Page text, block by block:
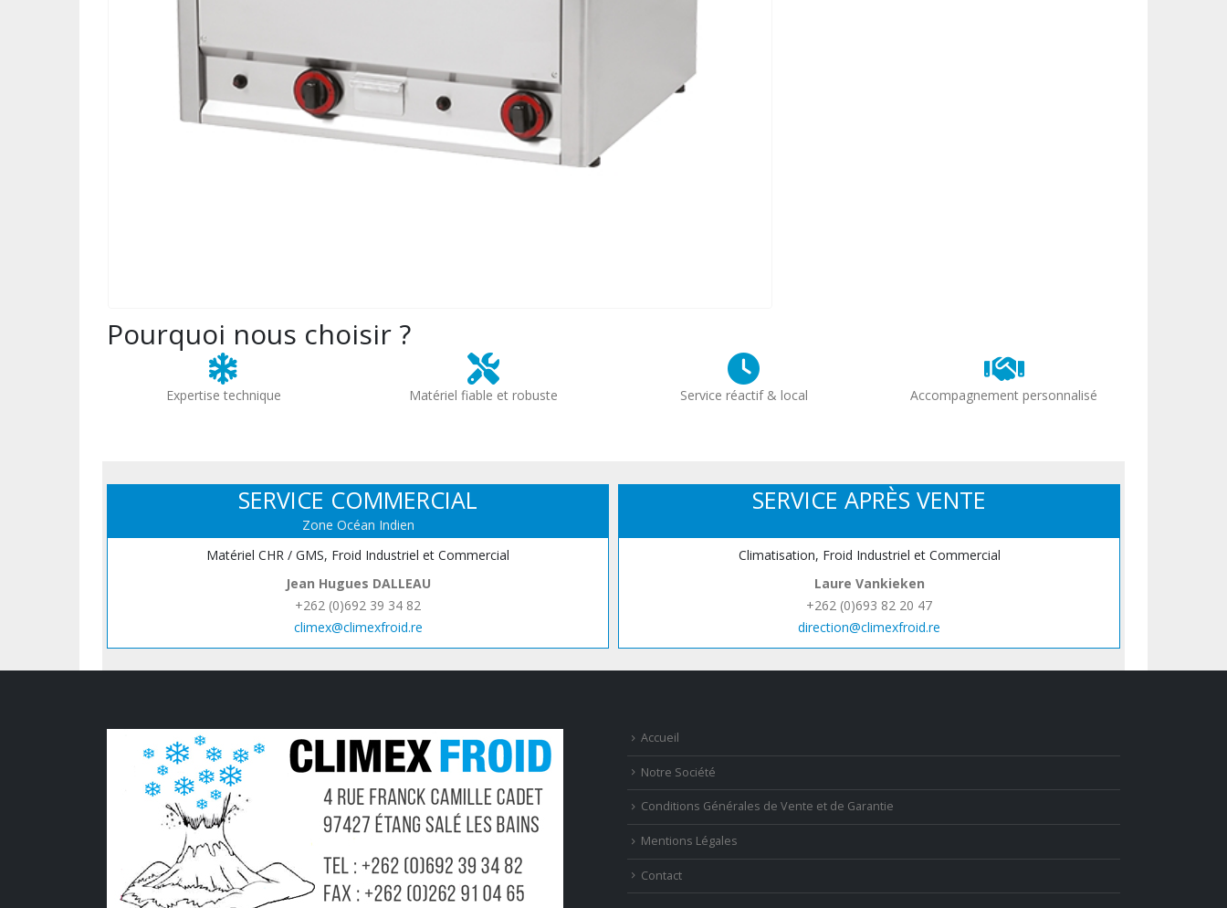
Pourquoi nous choisir ?
Expertise technique Matériel fiable et robuste Service réactif & local Accompagnement personnalisé
SERVICE COMMERCIAL
Zone Océan Indien
Matériel CHR / GMS, Froid Industriel et Commercial
Jean Hugues DALLEAU
+262 (0)692 39 34 82
climex@climexfroid.re
SERVICE APRÈS VENTE
Climatisation, Froid Industriel et Commercial
Laure Vankieken
+262 (0)693 82 20 47
direction@climexfroid.re
Accueil
Notre Société
Conditions Générales de Vente et de Garantie
Mentions Légales
Contact